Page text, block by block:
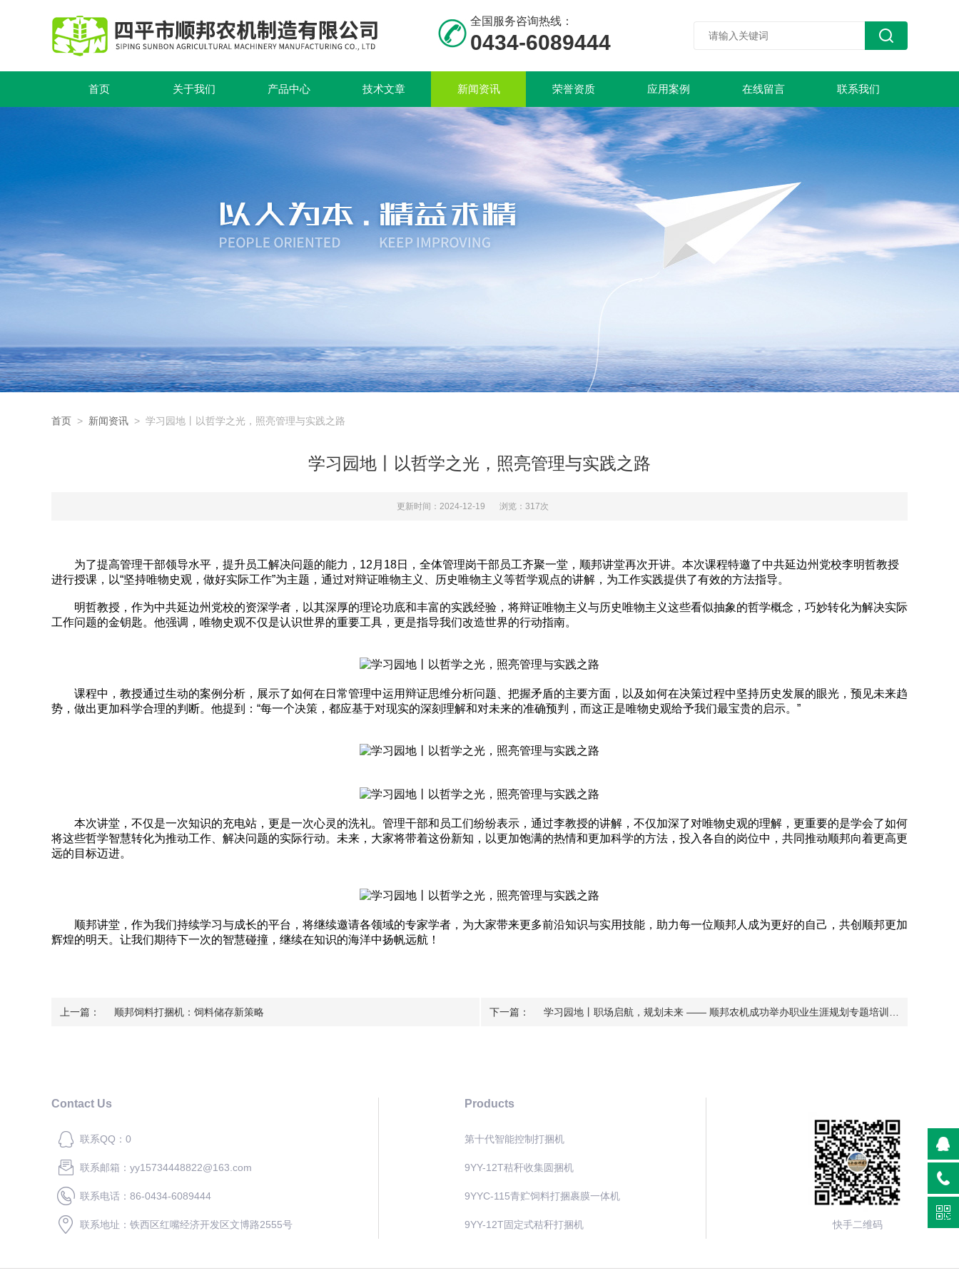
全国服务咨询热线：
0434-6089444
首页 关于我们 产品中心 技术文章 新闻资讯 荣誉资质 应用案例 在线留言 联系我们
首页 > 新闻资讯 > 学习园地丨以哲学之光，照亮管理与实践之路
学习园地丨以哲学之光，照亮管理与实践之路
更新时间：2024-12-19 浏览：317次
为了提高管理干部领导水平，提升员工解决问题的能力，12月18日，全体管理岗干部员工齐聚一堂，顺邦讲堂再次开讲。本次课程特邀了中共延边州党校李明哲教授
进行授课，以“坚持唯物史观，做好实际工作”为主题，通过对辩证唯物主义、历史唯物主义等哲学观点的讲解，为工作实践提供了有效的方法指导。
明哲教授，作为中共延边州党校的资深学者，以其深厚的理论功底和丰富的实践经验，将辩证唯物主义与历史唯物主义这些看似抽象的哲学概念，巧妙转化为解决实际
工作问题的金钥匙。他强调，唯物史观不仅是认识世界的重要工具，更是指导我们改造世界的行动指南。
课程中，教授通过生动的案例分析，展示了如何在日常管理中运用辩证思维分析问题、把握矛盾的主要方面，以及如何在决策过程中坚持历史发展的眼光，预见未来趋
势，做出更加科学合理的判断。他提到：“每一个决策，都应基于对现实的深刻理解和对未来的准确预判，而这正是唯物史观给予我们最宝贵的启示。”
本次讲堂，不仅是一次知识的充电站，更是一次心灵的洗礼。管理干部和员工们纷纷表示，通过李教授的讲解，不仅加深了对唯物史观的理解，更重要的是学会了如何
将这些哲学智慧转化为推动工作、解决问题的实际行动。未来，大家将带着这份新知，以更加饱满的热情和更加科学的方法，投入各自的岗位中，共同推动顺邦向着更高更
远的目标迈进。
顺邦讲堂，作为我们持续学习与成长的平台，将继续邀请各领域的专家学者，为大家带来更多前沿知识与实用技能，助力每一位顺邦人成为更好的自己，共创顺邦更加
辉煌的明天。让我们期待下一次的智慧碰撞，继续在知识的海洋中扬帆远航！
上一篇： 顺邦饲料打捆机：饲料储存新策略 下一篇： 学习园地丨职场启航，规划未来 —— 顺邦农机成功举办职业生涯规划专题培训
Contact Us
联系QQ：0
联系邮箱：yy15734448822@163.com
联系电话：86-0434-6089444
联系地址：铁西区红嘴经济开发区文博路2555号
Products
第十代智能控制打捆机
9YY-12T秸秆收集圆捆机
9YYC-115青贮饲料打捆裹膜一体机
9YY-12T固定式秸秆打捆机 快手二维码